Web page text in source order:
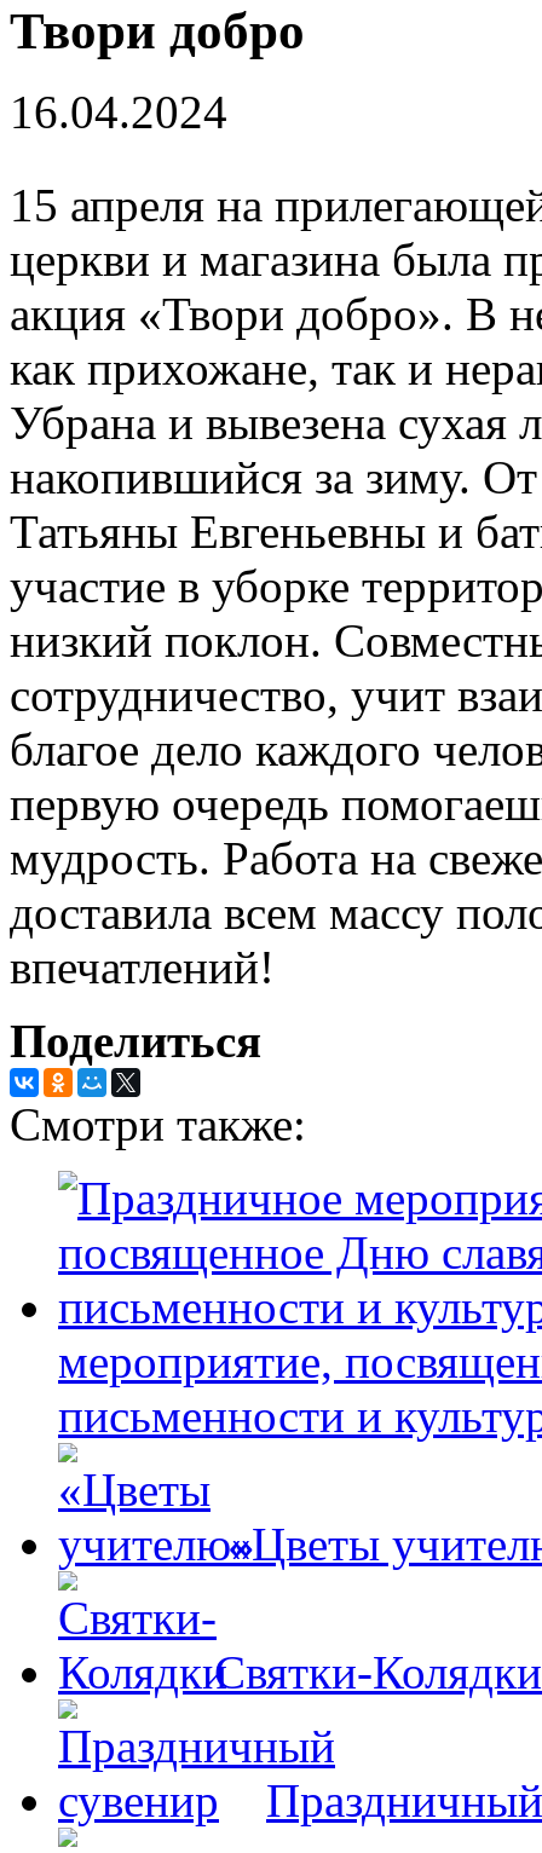
Твори добро
16.04.2024
15 апреля на
церкви и магазина была
акция «Твори добро». В
как прихожане, так и
Убрана и вывезена сухая
накопившийся за зиму.
Татьяны Евгеньевны и
участие в уборке
низкий поклон.
сотрудничество, учит
благое дело каждого
первую очередь
мудрость. Работа на
доставила всем массу
впечатлений!
Поделиться
Смотри также:
мероприятие,
письменности и
«Цветы
Святки-Колядки